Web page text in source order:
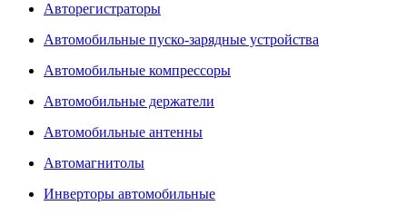
Авторегистраторы
Автомобильные пуско-зарядные устройства
Автомобильные компрессоры
Автомобильные держатели
Автомобильные антенны
Автомагнитолы
Инверторы автомобильные